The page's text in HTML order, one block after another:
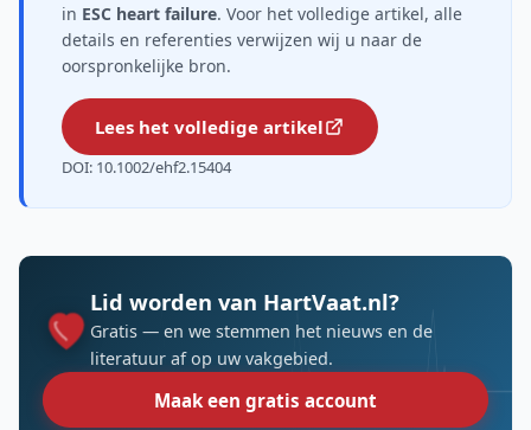
in ESC heart failure. Voor het volledige artikel, alle
details en referenties verwijzen wij u naar de
oorspronkelijke bron.
Lees het volledige artikel
DOI: 10.1002/ehf2.15404
Lid worden van HartVaat.nl?
Gratis — en we stemmen het nieuws en de
literatuur af op uw vakgebied.
Maak een gratis account